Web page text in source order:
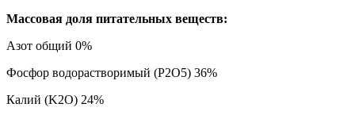
Массовая доля питательных веществ:
Азот общий 0%
Фосфор водорастворимый (P2O5) 36%
Калий (K2O) 24%